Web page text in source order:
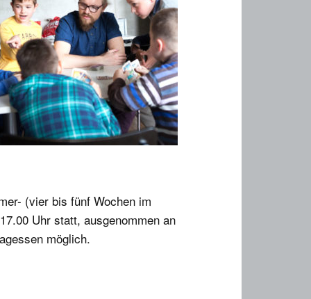
(vier bis fünf Wochen im
Uhr statt, ausgenommen an
möglich.